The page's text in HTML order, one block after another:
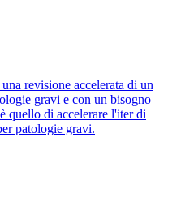
revisione accelerata di un
gravi e con un bisogno
quello di accelerare l'iter di
patologie gravi.